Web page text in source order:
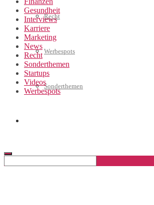
Recht
Werbespots
Sonderthemen
Gesundheit
Interviews
Karriere
Marketing
News
Recht
Sonderthemen
Startups
Videos
Werbespots